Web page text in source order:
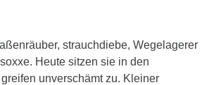
strauchdiebe, Wegelagerer
Heute sitzen sie in den
unverschämt zu. Kleiner